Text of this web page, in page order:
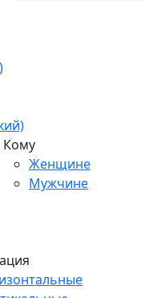
Кому
Женщине
Мужчине